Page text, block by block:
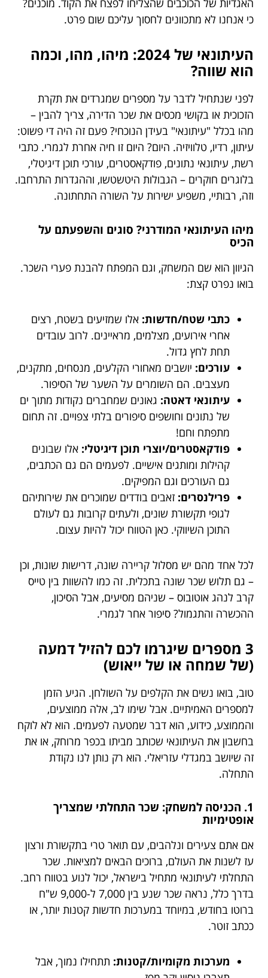
האגדיות של הכוכבים שהצליחו לפצח את הקוד. מוכנים?
כי אנחנו לא מתכוונים לחסוך עליכם שום פרט.
העיתונאי של 2024: מיהו, מהו, וכמה
הוא שווה?
לפני שנתחיל לדבר על מספרים שמגרדים את תקרת
הזכוכית או בקושי מכסים את שכר הדירה, צריך להבין –
מהו בכלל "עיתונאי" בעידן הנוכחי? פעם זה היה די פשוט:
עיתון, רדיו, טלוויזיה. היום? היום זו חיה אחרת לגמרי. כתבי
רשת, עיתונאי נתונים, פודקאסטרים, עורכי תוכן דיגיטלי,
בלוגרים חוקרים – הגבולות היטשטשו, וההגדרות התרחבו.
וזה, רבותיי, משפיע ישירות על השורה התחתונה.
מיהו העיתונאי המודרני? סוגים והשפעתם על
הכיס
הגיוון הוא שם המשחק, וגם המפתח להבנת פערי השכר.
בואו נפרט קצת:
כתבי שטח/חדשות: אלו שמזיעים בשטח, רצים
אחרי אירועים, מצלמים, מראיינים. לרוב עובדים
תחת לחץ גדול.
עורכים: יושבים מאחורי הקלעים, מנסחים, מתקנים,
מעצבים. הם השומרים על השער של הסיפור.
עיתונאי דאטה: גאונים שמחברים נקודות מתוך ים
של נתונים וחושפים סיפורים בלתי צפויים. זה תחום
מתפתח וחם!
פודקאסטרים/יוצרי תוכן דיגיטלי: אלו שבונים
קהילות ומותגים אישיים. לפעמים הם גם הכתבים,
גם העורכים וגם המפיקים.
פרילנסרים: זאבים בודדים שמוכרים את שירותיהם
לגופי תקשורת שונים, ולעתים קרובות גם לעולם
התוכן השיווקי. כאן הטווח יכול להיות עצום.
לכל אחד מהם יש מסלול קריירה שונה, דרישות שונות, וכן
– גם תלוש שכר שונה בתכלית. זה כמו להשוות בין טייס
קרב לנהג אוטובוס – שניהם מסיעים, אבל הסיכון,
ההכשרה והתגמול? סיפור אחר לגמרי.
3 מספרים שיגרמו לכם להזיל דמעה
(של שמחה או של ייאוש)
טוב, בואו נשים את הקלפים על השולחן. הגיע הזמן
למספרים האמיתיים. אבל שימו לב, אלה ממוצעים,
והממוצע, כידוע, הוא דבר שמטעה לפעמים. הוא לא לוקח
בחשבון את העיתונאי שכותב מביתו בכפר מרוחק, או את
זה שיושב במגדלי עזריאלי. הוא רק נותן לנו נקודת
התחלה.
1. הכניסה למשחק: שכר התחלתי שמצריך
אופטימיות
אם אתם צעירים ונלהבים, עם תואר טרי בתקשורת ורצון
עז לשנות את העולם, ברוכים הבאים למציאות. שכר
התחלתי לעיתונאי מתחיל בישראל, יכול לנוע בטווח רחב.
בדרך כלל, נראה שכר שנע בין 7,000 ל-9,000 ש"ח
ברוטו בחודש, במיוחד במערכות חדשות קטנות יותר, או
ככתב זוטר.
מערכות מקומיות/קטנות: תתחילו נמוך, אבל